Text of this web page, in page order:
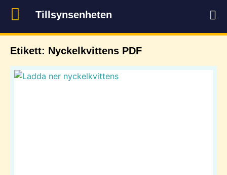
Tillsynsenheten
Etikett: Nyckelkvittens PDF